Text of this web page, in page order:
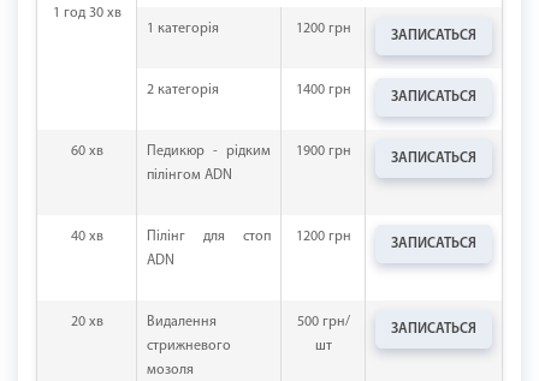
1 год 30 хв
1 категорія 1200 грн ЗАПИСАТЬСЯ
2 категорія 1400 грн ЗАПИСАТЬСЯ
60 хв
Педикюр - рідким
пілінгом ADN
1900 грн ЗАПИСАТЬСЯ
40 хв
Пілінг для стоп
ADN
1200 грн ЗАПИСАТЬСЯ
20 хв
Видалення
стрижневого
мозоля
500 грн/
шт
ЗАПИСАТЬСЯ